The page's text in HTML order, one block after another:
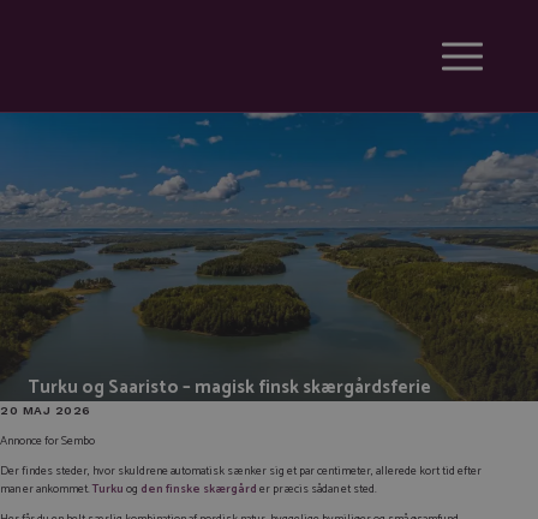
Turku og Saaristo – magisk finsk skærgårdsferie
20 MAJ 2026
Annonce for Sembo
Der findes steder, hvor skuldrene automatisk sænker sig et par centimeter, allerede kort tid efter
man er ankommet.Turkuog den finske skærgårder præcis sådan et sted.